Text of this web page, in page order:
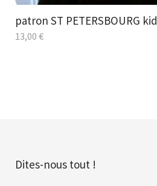
patron ST PETERSBOURG kid
13,00 €
Dites-nous tout !